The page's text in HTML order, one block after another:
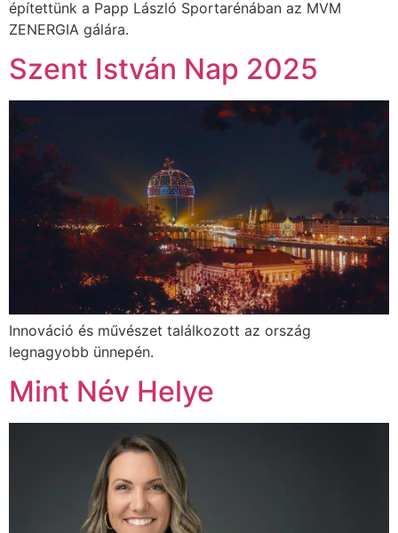
építettünk a Papp László Sportarénában az MVM
ZENERGIA gálára.
Szent István Nap 2025
Innováció és művészet találkozott az ország
legnagyobb ünnepén.
Mint Név Helye